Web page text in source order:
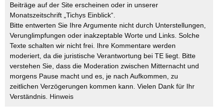
Beiträge auf der Site erscheinen oder in unserer
Monatszeitschrift „Tichys Einblick“.
Bitte entwerten Sie Ihre Argumente nicht durch Unterstellungen,
Verunglimpfungen oder inakzeptable Worte und Links. Solche
Texte schalten wir nicht frei. Ihre Kommentare werden
moderiert, da die juristische Verantwortung bei TE liegt. Bitte
verstehen Sie, dass die Moderation zwischen Mitternacht und
morgens Pause macht und es, je nach Aufkommen, zu
zeitlichen Verzögerungen kommen kann. Vielen Dank für Ihr
Verständnis. Hinweis